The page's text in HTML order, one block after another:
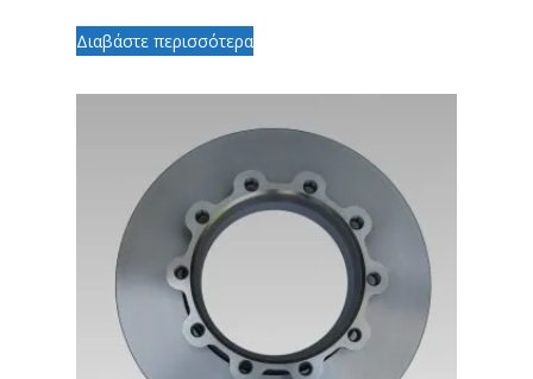
Διαβάστε περισσότερα